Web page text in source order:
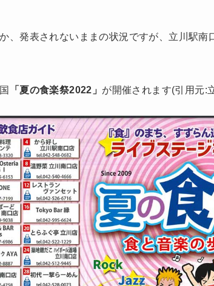
、発表されないままの状況ですが、立川駅南
「夏の食楽祭2022」 が開催されます(引用元: